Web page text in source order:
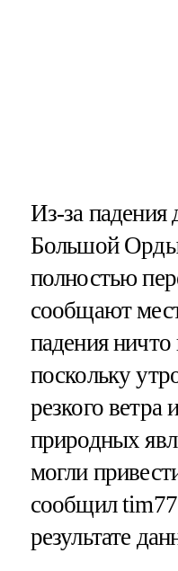
Из-за падения
Большой
полностью
сообщают
падения
поскольку
резкого ветра
природных
могли
сообщил
результате